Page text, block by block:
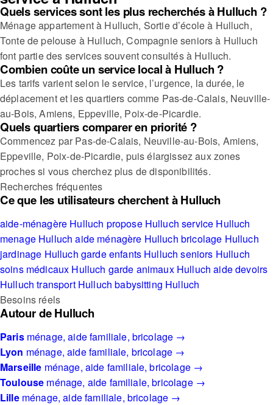
Quels services sont les plus recherchés à Hulluch ?
Ménage appartement à Hulluch, Sortie d’école à Hulluch,
Tonte de pelouse à Hulluch, Compagnie seniors à Hulluch
font partie des services souvent consultés à Hulluch.
Combien coûte un service local à Hulluch ?
Les tarifs varient selon le service, l’urgence, la durée, le
déplacement et les quartiers comme Pas-de-Calais, Neuville-
au-Bois, Amiens, Eppeville, Poix-de-Picardie.
Quels quartiers comparer en priorité ?
Commencez par Pas-de-Calais, Neuville-au-Bois, Amiens,
Eppeville, Poix-de-Picardie, puis élargissez aux zones
proches si vous cherchez plus de disponibilités.
Recherches fréquentes
Ce que les utilisateurs cherchent à Hulluch
aide-ménagère Hulluch propose Hulluch service Hulluch
menage Hulluch aide ménagère Hulluch bricolage Hulluch
jardinage Hulluch garde enfants Hulluch seniors Hulluch
soins médicaux Hulluch garde animaux Hulluch aide devoirs
Hulluch transport Hulluch babysitting Hulluch
Besoins réels
Autour de Hulluch
Paris ménage, aide familiale, bricolage →
Lyon ménage, aide familiale, bricolage →
Marseille ménage, aide familiale, bricolage →
Toulouse ménage, aide familiale, bricolage →
Lille ménage, aide familiale, bricolage →